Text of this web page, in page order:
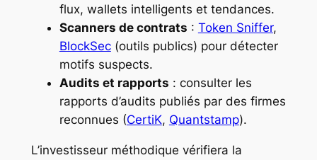
flux, wallets intelligents et tendances.
Scanners de contrats : Token Sniffer,
BlockSec(outils publics) pour détecter
motifs suspects.
Audits et rapports : consulter les
rapports d’audits publiés par des firmes
reconnues (CertiK, Quantstamp).
L’investisseur méthodique vérifiera la